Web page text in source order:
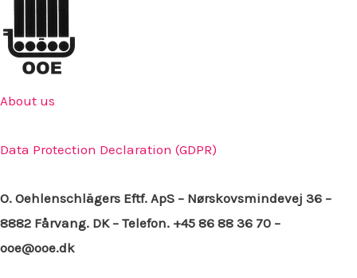
About us
Data Protection Declaration (GDPR)
O. Oehlenschlägers Eftf. ApS – Nørskovsmindevej 36 –
8882 Fårvang. DK – Telefon. +45 86 88 36 70 –
ooe@ooe.dk